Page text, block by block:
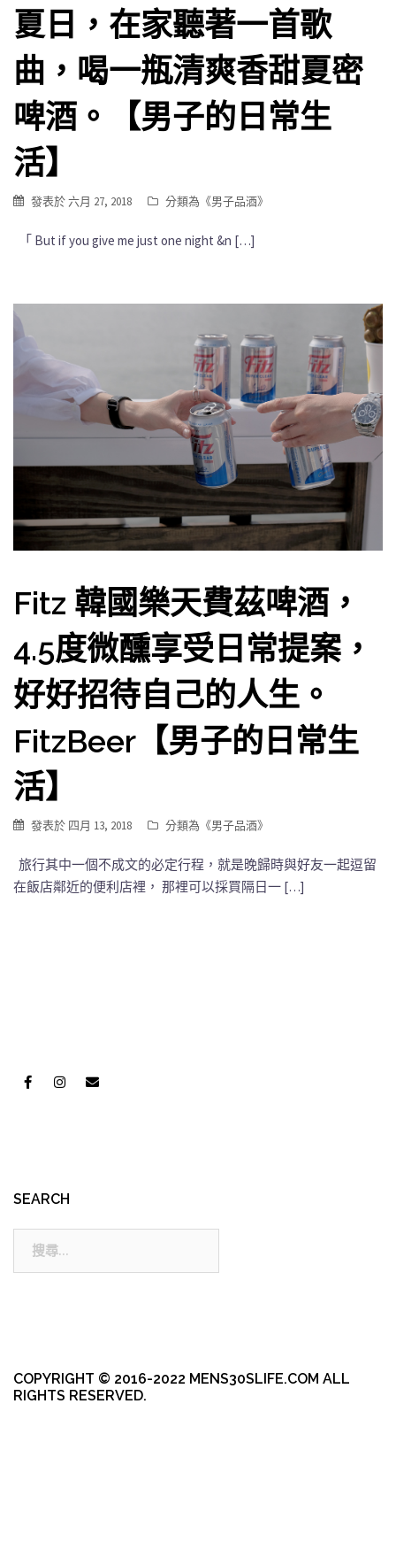
夏日，在家聽著一首歌
曲，喝一瓶清爽香甜夏密
啤酒。【男子的日常生
活】
發表於六月 27, 2018 分類為《男子品酒》
「 But if you give me just one night &n […]
Fitz 韓國樂天費茲啤酒，
4.5度微醺享受日常提案，
好好招待自己的人生。
FitzBeer【男子的日常生
活】
發表於 四月 13, 2018 分類為《男子品酒》
旅行其中一個不成文的必定行程，就是晚歸時與好友一起逗留
在飯店鄰近的便利店裡， 那裡可以採買隔日一 […]
SEARCH
COPYRIGHT © 2016-2022 MENS30SLIFE.COM ALL
RIGHTS RESERVED.